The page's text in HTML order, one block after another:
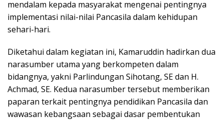
mendalam kepada masyarakat mengenai pentingnya
implementasi nilai-nilai Pancasila dalam kehidupan
sehari-hari.
Diketahui dalam kegiatan ini, Kamaruddin hadirkan dua
narasumber utama yang berkompeten dalam
bidangnya, yakni Parlindungan Sihotang, SE dan H.
Achmad, SE. Kedua narasumber tersebut memberikan
paparan terkait pentingnya pendidikan Pancasila dan
wawasan kebangsaan sebagai dasar pembentukan